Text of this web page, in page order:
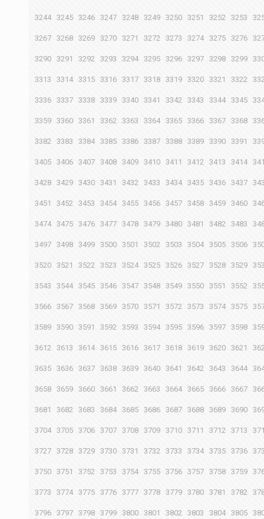
3244 3245 3246 3247 3248 3249 3250 3251 3252 3253
3267 3268 3269 3270 3271 3272 3273 3274 3275 3276
3290 3291 3292 3293 3294 3295 3296 3297 3298 3299
3313 3314 3315 3316 3317 3318 3319 3320 3321 3322
3336 3337 3338 3339 3340 3341 3342 3343 3344 3345
3359 3360 3361 3362 3363 3364 3365 3366 3367 3368
3382 3383 3384 3385 3386 3387 3388 3389 3390 3391
3405 3406 3407 3408 3409 3410 3411 3412 3413 3414
3428 3429 3430 3431 3432 3433 3434 3435 3436 3437
3451 3452 3453 3454 3455 3456 3457 3458 3459 3460
3474 3475 3476 3477 3478 3479 3480 3481 3482 3483
3497 3498 3499 3500 3501 3502 3503 3504 3505 3506
3520 3521 3522 3523 3524 3525 3526 3527 3528 3529
3543 3544 3545 3546 3547 3548 3549 3550 3551 3552
3566 3567 3568 3569 3570 3571 3572 3573 3574 3575
3589 3590 3591 3592 3593 3594 3595 3596 3597 3598
3612 3613 3614 3615 3616 3617 3618 3619 3620 3621
3635 3636 3637 3638 3639 3640 3641 3642 3643 3644
3658 3659 3660 3661 3662 3663 3664 3665 3666 3667
3681 3682 3683 3684 3685 3686 3687 3688 3689 3690
3704 3705 3706 3707 3708 3709 3710 3711 3712 3713
3727 3728 3729 3730 3731 3732 3733 3734 3735 3736
3750 3751 3752 3753 3754 3755 3756 3757 3758 3759
3773 3774 3775 3776 3777 3778 3779 3780 3781 3782
3796 3797 3798 3799 3800 3801 3802 3803 3804 3805